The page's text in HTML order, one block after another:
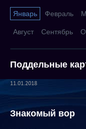
Январь Февраль
Август Сентябрь
Поддельные
11.01.2018
Знакомый вор